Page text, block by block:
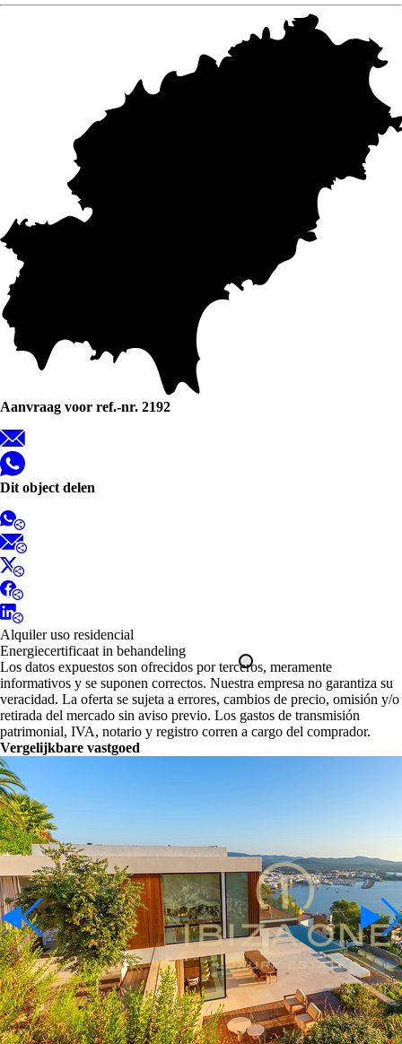
Aanvraag voor ref.-nr. 2192
Dit object delen
Alquiler uso residencial
Energiecertificaat in behandeling
Los datos expuestos son ofrecidos por terceros, meramente
informativos y se suponen correctos. Nuestra empresa no garantiza su
veracidad. La oferta se sujeta a errores, cambios de precio, omisión y/o
retirada del mercado sin aviso previo. Los gastos de transmisión
patrimonial, IVA, notario y registro corren a cargo del comprador.
Vergelijkbare vastgoed